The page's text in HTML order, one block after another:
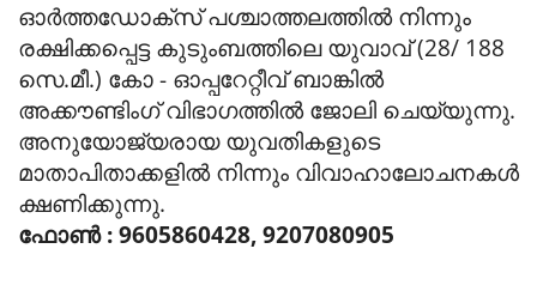
ഓർത്തഡോക്സ് പശ്ചാത്തലത്തിൽ നിന്നും
രക്ഷിക്കപ്പെട്ട കുടുംബത്തിലെ യുവാവ് (28/ 188
സെ.മീ.) കോ - ഓപ്പറേറ്റീവ് ബാങ്കിൽ
അക്കൗണ്ടിംഗ് വിഭാഗത്തിൽ ജോലി ചെയ്യുന്നു.
അനുയോജ്യരായ യുവതികളുടെ
മാതാപിതാക്കളിൽ നിന്നും വിവാഹാലോചനകൾ
ക്ഷണിക്കുന്നു.
ഫോൺ : 9605860428, 9207080905